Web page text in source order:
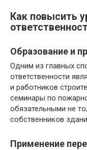
Как повысить
Образование и
Одним из главных
ответственности
и работников
семинары по
обязательными не
собственников
Применение